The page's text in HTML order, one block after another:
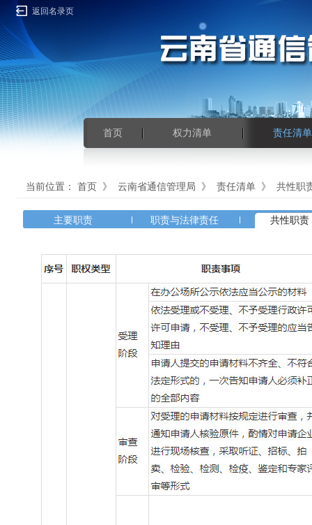
返回名录页
首页 权力清单 责任清单
当前位置： 首页 》 云南省通信管理局 》 责任清单 》 共性职
主要职责 职责与法律责任 共性职责